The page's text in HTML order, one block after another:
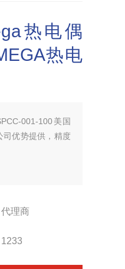
热电偶
热电
001-100美国
司优势提供，精度
代理商
1233